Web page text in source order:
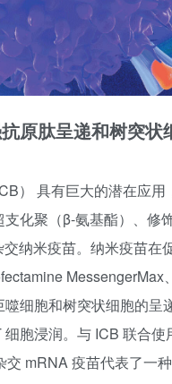
原肽呈递和树突
） 具有巨大的潜在应
化聚（β-氨基酯）、修
纳米疫苗。纳米疫苗
细胞和树突状细胞的
胞浸润。与 ICB 联合
mRNA 疫苗代表了一